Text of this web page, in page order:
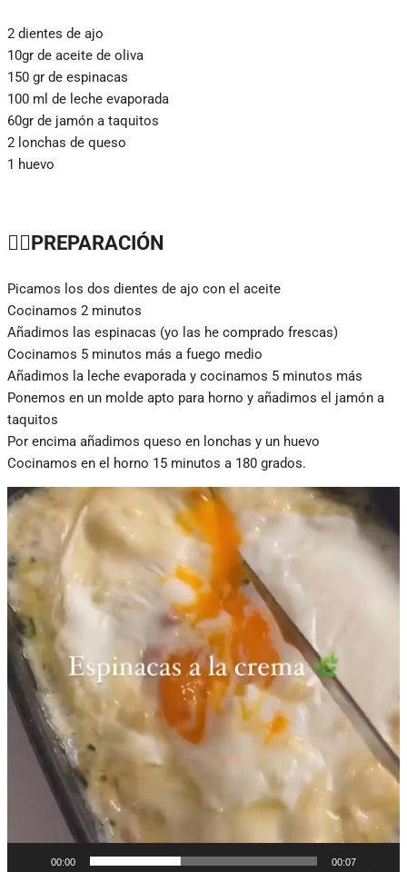
2 dientes de ajo
10gr de aceite de oliva
150 gr de espinacas
100 ml de leche evaporada
60gr de jamón a taquitos
2 lonchas de queso
1 huevo
👉🏼PREPARACIÓN
Picamos los dos dientes de ajo con el aceite
Cocinamos 2 minutos
Añadimos las espinacas (yo las he comprado frescas)
Cocinamos 5 minutos más a fuego medio
Añadimos la leche evaporada y cocinamos 5 minutos más
Ponemos en un molde apto para horno y añadimos el jamón a
taquitos
Por encima añadimos queso en lonchas y un huevo
Cocinamos en el horno 15 minutos a 180 grados.
Reproductor
de
vídeo
00:00 00:07